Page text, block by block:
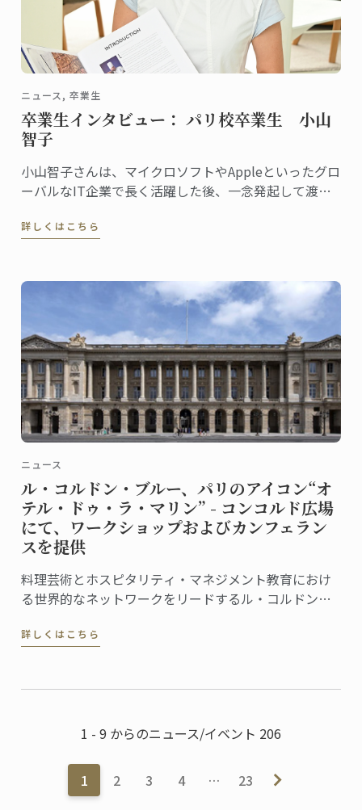
ニュース, 卒業生
卒業生インタビュー： パリ校卒業生 小山
智子
小山智子さんは、マイクロソフトやAppleといったグロ
ーバルなIT企業で長く活躍した後、一念発起して渡
た。
詳しくはこちら
ニュース
ル・コルドン・ブルー、パリのアイコン“オ
テル・ドゥ・ラ・マリン” - コンコルド広場
にて、ワークショップおよびカンフェラン
スを提供
料理芸術とホスピタリティ・マネジメント教育におけ
る世界的なネットワークをリードするル・コルドン・
des Monuments Nationaux, CMN）より、パリのオテ
詳しくはこちら
1 - 9 からのニュース/イベント 206
1 2 3 4 … 23